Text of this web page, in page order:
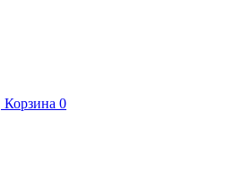
Корзина 0